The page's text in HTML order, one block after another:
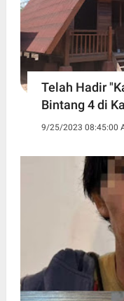
Telah Hadir
Bintang 4 di
9/25/2023 08:45:00